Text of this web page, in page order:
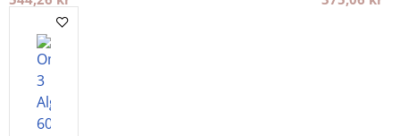
Purovitalis
Longevity